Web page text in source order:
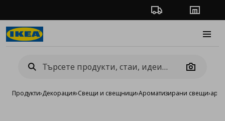
Проследяване на
Camera
Продукти›Декорация›Свещи и свещници›Ароматизирани свещи›